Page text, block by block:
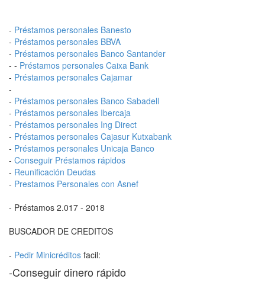
- Préstamos personales Banesto
- Préstamos personales BBVA
- Préstamos personales Banco Santander
- - Préstamos personales Caixa Bank
- Préstamos personales Cajamar
-
- Préstamos personales Banco Sabadell
- Préstamos personales Ibercaja
- Préstamos personales Ing Direct
- Préstamos personales Cajasur Kutxabank
- Préstamos personales Unicaja Banco
- Conseguir Préstamos rápidos
- Reunificación Deudas
- Prestamos Personales con Asnef
- Préstamos 2.017 - 2018
BUSCADOR DE CREDITOS
- Pedir Minicréditos facil:
-Conseguir dinero rápido